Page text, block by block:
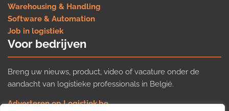
Warehousing & Handling
Software & Automation
Job in logistiek
Voor bedrijven
Breng uw nieuws, product, video of vacature onder de
aandacht van logistieke professionals in België.
Adverteren op Logistiek.be